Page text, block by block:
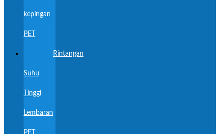
kepingan
PET
Rintangan
Suhu
Tinggi
Lembaran
PET